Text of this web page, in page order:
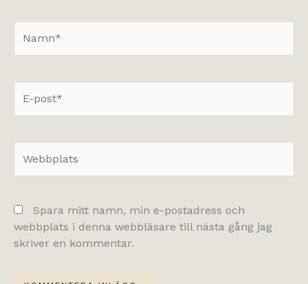
post*
Spara mitt namn, min e-postadress och
webbplats i denna webbläsare till nästa gång jag
skriver en kommentar.